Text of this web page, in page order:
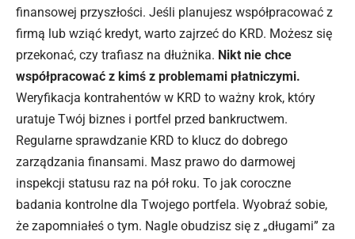
finansowej przyszłości. Jeśli planujesz współpracować z
firmą lub wziąć kredyt, warto zajrzeć do KRD. Możesz się
przekonać, czy trafiasz na dłużnika. Nikt nie chce
współpracować z kimś z problemami płatniczymi.
Weryfikacja kontrahentów w KRD to ważny krok, który
uratuje Twój biznes i portfel przed bankructwem.
Regularne sprawdzanie KRD to klucz do dobrego
zarządzania finansami. Masz prawo do darmowej
inspekcji statusu raz na pół roku. To jak coroczne
badania kontrolne dla Twojego portfela. Wyobraź sobie,
że zapomniałeś o tym. Nagle obudzisz się z „długami” za